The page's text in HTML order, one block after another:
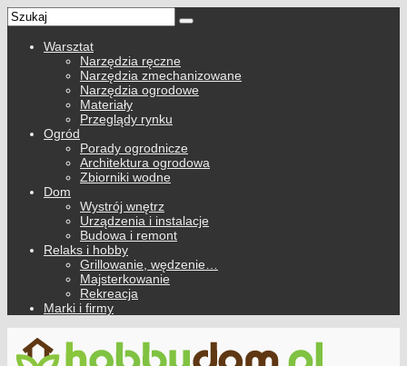
Warsztat
Narzędzia ręczne
Narzędzia zmechanizowane
Narzędzia ogrodowe
Materiały
Przeglądy rynku
Ogród
Porady ogrodnicze
Architektura ogrodowa
Zbiorniki wodne
Dom
Wystrój wnętrz
Urządzenia i instalacje
Budowa i remont
Relaks i hobby
Grillowanie, wędzenie…
Majsterkowanie
Rekreacja
Marki i firmy